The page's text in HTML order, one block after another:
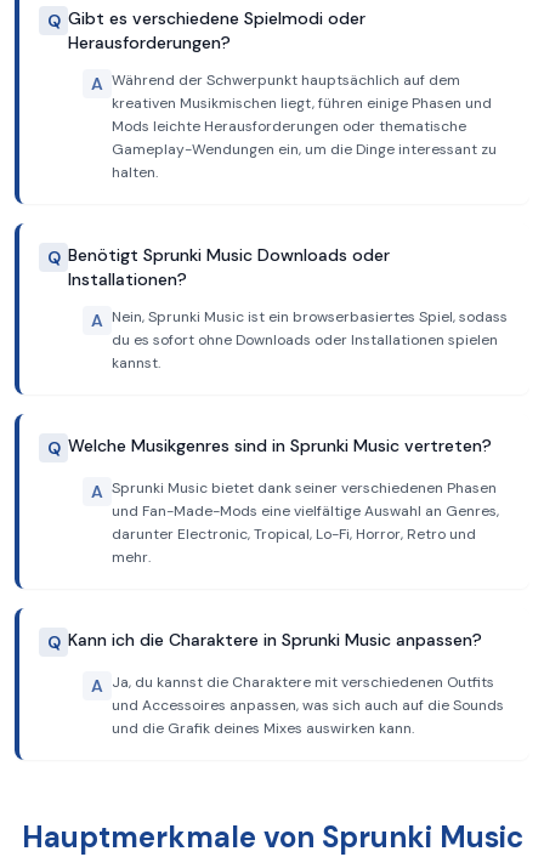
Q Gibt es verschiedene Spielmodi oder
Herausforderungen?
A Während der Schwerpunkt hauptsächlich auf dem
kreativen Musikmischen liegt, führen einige Phasen und
Mods leichte Herausforderungen oder thematische
Gameplay-Wendungen ein, um die Dinge interessant zu
halten.
Q Benötigt Sprunki Music Downloads oder
Installationen?
A Nein, Sprunki Music ist ein browserbasiertes Spiel, sodass
du es sofort ohne Downloads oder Installationen spielen
kannst.
Q Welche Musikgenres sind in Sprunki Music vertreten?
A Sprunki Music bietet dank seiner verschiedenen Phasen
und Fan-Made-Mods eine vielfältige Auswahl an Genres,
darunter Electronic, Tropical, Lo-Fi, Horror, Retro und
mehr.
Q Kann ich die Charaktere in Sprunki Music anpassen?
A Ja, du kannst die Charaktere mit verschiedenen Outfits
und Accessoires anpassen, was sich auch auf die Sounds
und die Grafik deines Mixes auswirken kann.
Hauptmerkmale von Sprunki Music